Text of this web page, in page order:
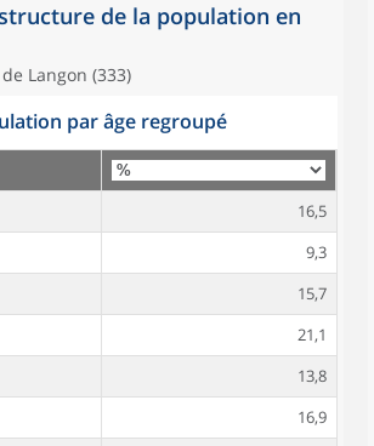
de la population en
Langon (333)
par âge regroupé
16,5
9,3
15,7
21,1
13,8
16,9